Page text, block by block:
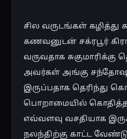
சில வருடங்கள் கழித்து
கணவனுடன் சக்ரபூர்
வருவதாக சுகுமாரிக்கு
அவர்கள் அங்கு
இருப்பதாக தெரிந்து
பொறாமையில்
எவ்வளவு வசதியாக
நலந்திற்கு காட்ட